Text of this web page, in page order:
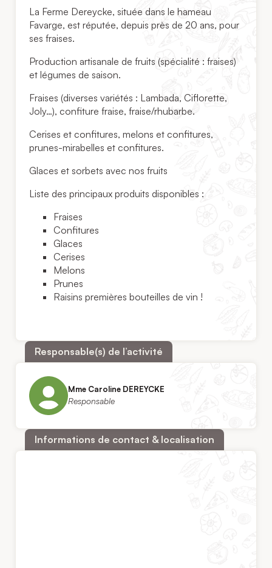
La Ferme Dereycke, située dans le hameau
Favarge, est réputée, depuis près de 20 ans, pour
ses fraises.
Production artisanale de fruits (spécialité : fraises)
et légumes de saison.
Fraises (diverses variétés : Lambada, Ciflorette,
Joly…), confiture fraise, fraise/rhubarbe.
Cerises et confitures, melons et confitures,
prunes-mirabelles et confitures.
Glaces et sorbets avec nos fruits
Liste des principaux produits disponibles :
Fraises
Confitures
Glaces
Cerises
Melons
Prunes
Raisins premières bouteilles de vin !
Responsable(s) de l’activité
Mme Caroline DEREYCKE
Responsable
Informations de contact & localisation